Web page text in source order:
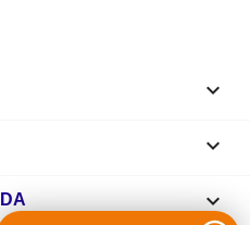


keyboard_arrow_down